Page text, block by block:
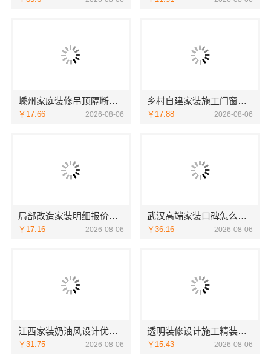
嵊州家庭装修吊顶隔断，浙江宜美嘉装饰专业施工
￥17.66 2026-08-06
乡村自建家装施工门窗焕新海南万赢饰家新型建筑材料有限公
￥17.88 2026-08-06
局部改造家装明细报价海南万赢饰家新型建筑材料有限公
￥17.16 2026-08-06
武汉高端家装口碑怎么样，湖北百年米莱空间美学装饰材料有限公司揭秘
￥36.16 2026-08-06
江西家装奶油风设计优选-江西尚宅尚品新型环保材料有限公司
￥31.75 2026-08-06
透明装修设计施工精装浙江臻美，口碑保障
￥15.43 2026-08-06